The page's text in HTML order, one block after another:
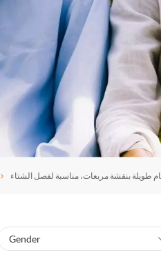
بنقشة مربعات، مناسبة لفصل الشتاء